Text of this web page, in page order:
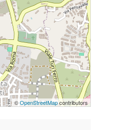
©OpenStreetMapcontributors